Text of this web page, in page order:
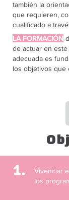
también la
que requieren,
cualificado a
LA FORMACIÓN
de actuar en
adecuada es
los objetivos que
1.
Vivenciar
los